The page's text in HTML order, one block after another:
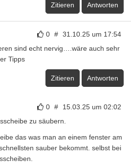
Zitieren Antworten
0 # 31.10.25 um 17:54
sind echt nervig….wäre auch sehr
Tipps
Zitieren Antworten
0 # 15.03.25 um 02:02
zu säubern.
das was man an einem fenster am
sauber bekommt. selbst bei